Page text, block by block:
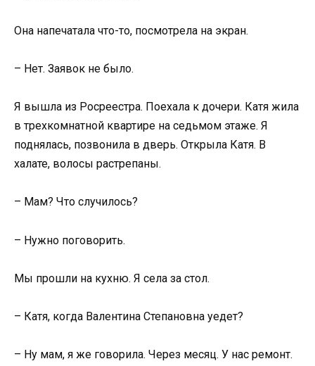
Она напечатала что-то, посмотрела на экран.
– Нет. Заявок не было.
Я вышла из Росреестра. Поехала к дочери. Катя жила
в трехкомнатной квартире на седьмом этаже. Я
поднялась, позвонила в дверь. Открыла Катя. В
халате, волосы растрепаны.
– Мам? Что случилось?
– Нужно поговорить.
Мы прошли на кухню. Я села за стол.
– Катя, когда Валентина Степановна уедет?
– Ну мам, я же говорила. Через месяц. У нас ремонт.